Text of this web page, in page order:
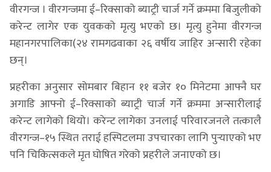
वीरगन्ज । वीरगन्जमा ई–रिक्साको ब्याट्री चार्ज गर्ने क्रममा बिजुलीको
करेन्ट लागेर एक युवकको मृत्यु भएको छ। मृत्यु हुनेमा वीरगन्ज
महानगरपालिका(२४ रामगढवाका २६ वर्षीय जाहिर अन्सारी रहेका
छन्।
प्रहरीका अनुसार सोमबार बिहान ११ बजेर १० मिनेटमा आफ्नै घर
अगाडि आफ्नो ई–रिक्साको ब्याट्री चार्ज गर्ने क्रममा अन्सारीलाई
करेन्ट लागेको थियो। करेन्ट लागेका उनलाई परिवारजनले तत्कालै
वीरगन्ज–१५ स्थित तराई हस्पिटलमा उपचारका लागि पुर्‍याएको भए
पनि चिकित्सकले मृत घोषित गरेको प्रहरीले जनाएको छ।